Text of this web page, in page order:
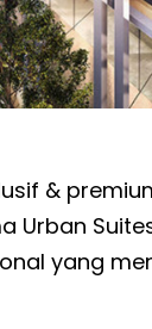
&
Urban
yang